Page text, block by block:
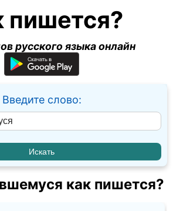
пишется?
русского языка онлайн
Введите слово:
как пишется?